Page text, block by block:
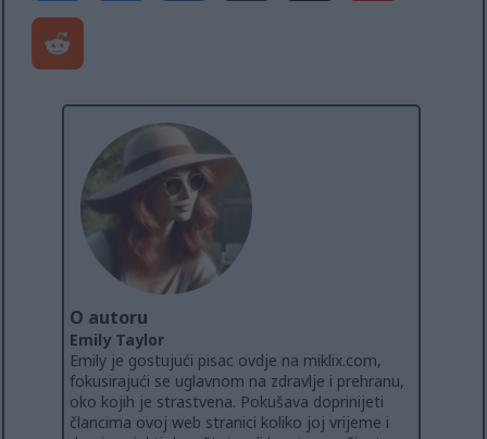
O autoru
Emily Taylor
Emily je gostujući pisac ovdje na miklix.com,
fokusirajući se uglavnom na zdravlje i prehranu,
oko kojih je strastvena. Pokušava doprinijeti
člancima ovoj web stranici koliko joj vrijeme i